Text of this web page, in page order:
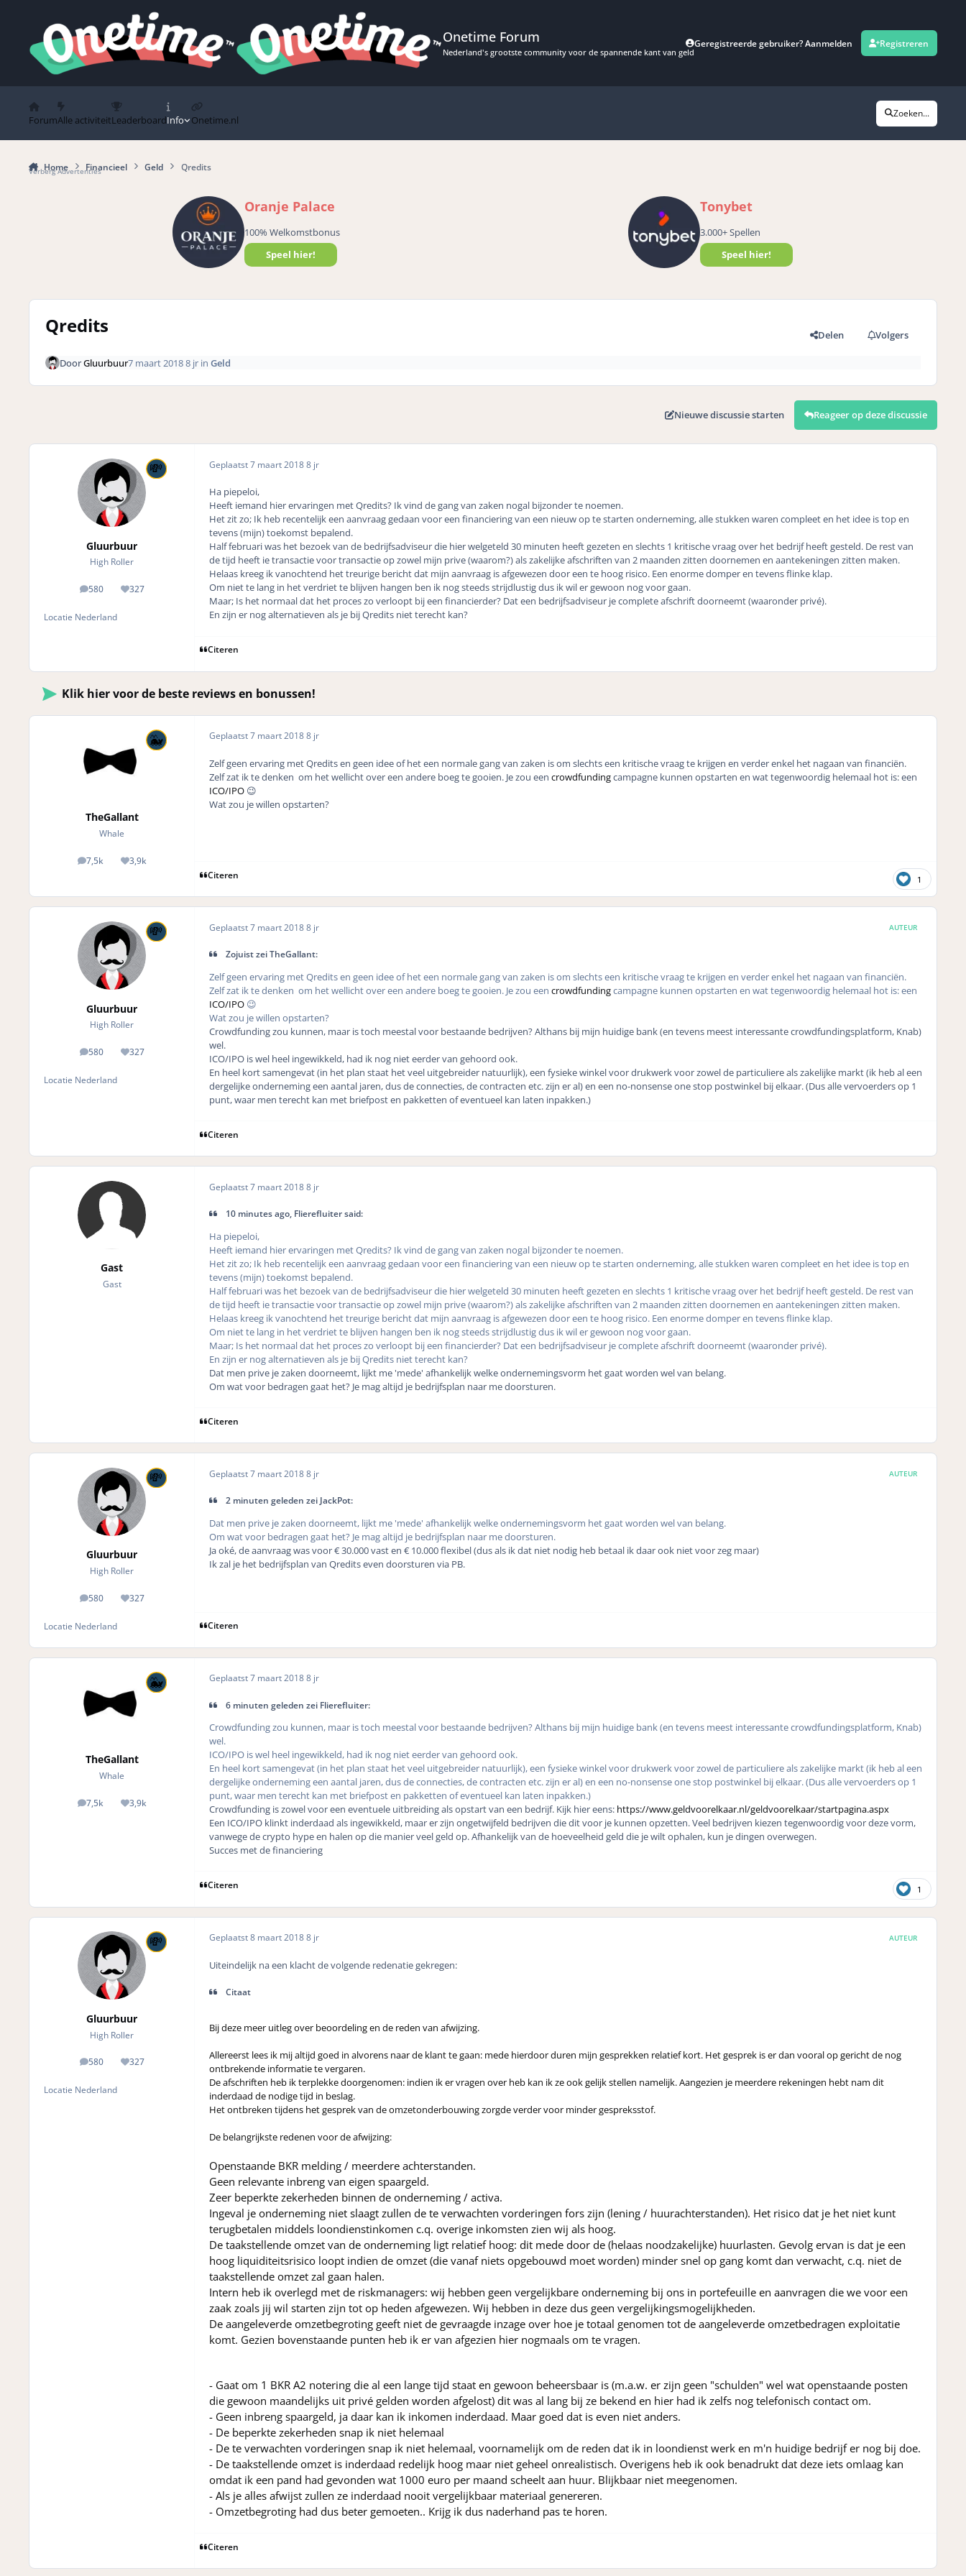
Onetime Forum
Nederland's grootste community voor de spannende kant van geld
Geregistreerde gebruiker? Aanmelden Registreren
ForumAlle activiteitLeaderboardInfo Onetime.nl
Zoeken...
Home Financieel Geld Qredits
Verberg Advertenties
Oranje Palace
100% Welkomstbonus
Speel hier!
Tonybet
3.000+ Spellen
Speel hier!
Qredits Delen Volgers
DoorGluurbuur7 maart 20188 jrin Geld
Nieuwe discussie starten Reageer op deze discussie
Gluurbuur
High Roller
580
posts 327
Reputation
Locatie Nederland
Geplaatst7 maart 20188 jr
Ha piepeloi,
Heeft iemand hier ervaringen met Qredits? Ik vind de gang van zaken nogal bijzonder te noemen.
Het zit zo; Ik heb recentelijk een aanvraag gedaan voor een financiering van een nieuw op te starten onderneming, alle stukken waren compleet en het idee is top en
tevens (mijn) toekomst bepalend.
Half februari was het bezoek van de bedrijfsadviseur die hier welgeteld 30 minuten heeft gezeten en slechts 1 kritische vraag over het bedrijf heeft gesteld. De rest van
de tijd heeft ie transactie voor transactie op zowel mijn prive (waarom?) als zakelijke afschriften van 2 maanden zitten doornemen en aantekeningen zitten maken.
Helaas kreeg ik vanochtend het treurige bericht dat mijn aanvraag is afgewezen door een te hoog risico. Een enorme domper en tevens flinke klap.
Om niet te lang in het verdriet te blijven hangen ben ik nog steeds strijdlustig dus ik wil er gewoon nog voor gaan.
Maar; Is het normaal dat het proces zo verloopt bij een financierder? Dat een bedrijfsadviseur je complete afschrift doorneemt (waaronder privé).
En zijn er nog alternatieven als je bij Qredits niet terecht kan?
Citeren
Klik hier voor de beste reviews en bonussen!
TheGallant
Whale
7,5k
posts 3,9k
Reputation
Geplaatst7 maart 20188 jr
Zelf geen ervaring met Qredits en geen idee of het een normale gang van zaken is om slechts een kritische vraag te krijgen en verder enkel het nagaan van financiën.
Zelf zat ik te denken om het wellicht over een andere boeg te gooien. Je zou een crowdfundingcampagne kunnen opstarten en wat tegenwoordig helemaal hot is: een
ICO/IPO😉
Wat zou je willen opstarten?
Citeren 1
Gluurbuur
High Roller
580
posts 327
Reputation
Locatie Nederland
Geplaatst7 maart 20188 jr AUTEUR
Zojuist zei TheGallant:
Zelf geen ervaring met Qredits en geen idee of het een normale gang van zaken is om slechts een kritische vraag te krijgen en verder enkel het nagaan van financiën.
Zelf zat ik te denken om het wellicht over een andere boeg te gooien. Je zou een crowdfundingcampagne kunnen opstarten en wat tegenwoordig helemaal hot is: een
ICO/IPO😉
Wat zou je willen opstarten?
Crowdfunding zou kunnen, maar is toch meestal voor bestaande bedrijven? Althans bij mijn huidige bank (en tevens meest interessante crowdfundingsplatform, Knab)
wel.
ICO/IPO is wel heel ingewikkeld, had ik nog niet eerder van gehoord ook.
En heel kort samengevat (in het plan staat het veel uitgebreider natuurlijk), een fysieke winkel voor drukwerk voor zowel de particuliere als zakelijke markt (ik heb al een
dergelijke onderneming een aantal jaren, dus de connecties, de contracten etc. zijn er al) en een no-nonsense one stop postwinkel bij elkaar. (Dus alle vervoerders op 1
punt, waar men terecht kan met briefpost en pakketten of eventueel kan laten inpakken.)
Citeren
Gast
Gast
Geplaatst7 maart 20188 jr
10 minutes ago, Flierefluiter said:
Ha piepeloi,
Heeft iemand hier ervaringen met Qredits? Ik vind de gang van zaken nogal bijzonder te noemen.
Het zit zo; Ik heb recentelijk een aanvraag gedaan voor een financiering van een nieuw op te starten onderneming, alle stukken waren compleet en het idee is top en
tevens (mijn) toekomst bepalend.
Half februari was het bezoek van de bedrijfsadviseur die hier welgeteld 30 minuten heeft gezeten en slechts 1 kritische vraag over het bedrijf heeft gesteld. De rest van
de tijd heeft ie transactie voor transactie op zowel mijn prive (waarom?) als zakelijke afschriften van 2 maanden zitten doornemen en aantekeningen zitten maken.
Helaas kreeg ik vanochtend het treurige bericht dat mijn aanvraag is afgewezen door een te hoog risico. Een enorme domper en tevens flinke klap.
Om niet te lang in het verdriet te blijven hangen ben ik nog steeds strijdlustig dus ik wil er gewoon nog voor gaan.
Maar; Is het normaal dat het proces zo verloopt bij een financierder? Dat een bedrijfsadviseur je complete afschrift doorneemt (waaronder privé).
En zijn er nog alternatieven als je bij Qredits niet terecht kan?
Dat men prive je zaken doorneemt, lijkt me 'mede' afhankelijk welke ondernemingsvorm het gaat worden wel van belang.
Om wat voor bedragen gaat het? Je mag altijd je bedrijfsplan naar me doorsturen.
Citeren
Gluurbuur
High Roller
580
posts 327
Reputation
Locatie Nederland
Geplaatst7 maart 20188 jr AUTEUR
2 minuten geleden zei JackPot:
Dat men prive je zaken doorneemt, lijkt me 'mede' afhankelijk welke ondernemingsvorm het gaat worden wel van belang.
Om wat voor bedragen gaat het? Je mag altijd je bedrijfsplan naar me doorsturen.
Ja oké, de aanvraag was voor € 30.000 vast en € 10.000 flexibel (dus als ik dat niet nodig heb betaal ik daar ook niet voor zeg maar)
Ik zal je het bedrijfsplan van Qredits even doorsturen via PB.
Citeren
TheGallant
Whale
7,5k
posts 3,9k
Reputation
Geplaatst7 maart 20188 jr
6 minuten geleden zei Flierefluiter:
Crowdfunding zou kunnen, maar is toch meestal voor bestaande bedrijven? Althans bij mijn huidige bank (en tevens meest interessante crowdfundingsplatform, Knab)
wel.
ICO/IPO is wel heel ingewikkeld, had ik nog niet eerder van gehoord ook.
En heel kort samengevat (in het plan staat het veel uitgebreider natuurlijk), een fysieke winkel voor drukwerk voor zowel de particuliere als zakelijke markt (ik heb al een
dergelijke onderneming een aantal jaren, dus de connecties, de contracten etc. zijn er al) en een no-nonsense one stop postwinkel bij elkaar. (Dus alle vervoerders op 1
punt, waar men terecht kan met briefpost en pakketten of eventueel kan laten inpakken.)
Crowdfunding is zowel voor een eventuele uitbreiding als opstart van een bedrijf. Kijk hier eens: https://www.geldvoorelkaar.nl/geldvoorelkaar/startpagina.aspx
Een ICO/IPO klinkt inderdaad als ingewikkeld, maar er zijn ongetwijfeld bedrijven die dit voor je kunnen opzetten. Veel bedrijven kiezen tegenwoordig voor deze vorm,
vanwege de crypto hype en halen op die manier veel geld op. Afhankelijk van de hoeveelheid geld die je wilt ophalen, kun je dingen overwegen.
Succes met de financiering
Citeren 1
Gluurbuur
High Roller
580
posts 327
Reputation
Locatie Nederland
Geplaatst8 maart 20188 jr AUTEUR
Uiteindelijk na een klacht de volgende redenatie gekregen:
Citaat
Bij deze meer uitleg over beoordeling en de reden van afwijzing.
Allereerst lees ik mij altijd goed in alvorens naar de klant te gaan: mede hierdoor duren mijn gesprekken relatief kort. Het gesprek is er dan vooral op gericht de nog
ontbrekende informatie te vergaren.
De afschriften heb ik terplekke doorgenomen: indien ik er vragen over heb kan ik ze ook gelijk stellen namelijk. Aangezien je meerdere rekeningen hebt nam dit
inderdaad de nodige tijd in beslag.
Het ontbreken tijdens het gesprek van de omzetonderbouwing zorgde verder voor minder gespreksstof.
De belangrijkste redenen voor de afwijzing:
Openstaande BKR melding / meerdere achterstanden.
Geen relevante inbreng van eigen spaargeld.
Zeer beperkte zekerheden binnen de onderneming / activa.
Ingeval je onderneming niet slaagt zullen de te verwachten vorderingen fors zijn (lening / huurachterstanden). Het risico dat je het niet kunt
terugbetalen middels loondienstinkomen c.q. overige inkomsten zien wij als hoog.
De taakstellende omzet van de onderneming ligt relatief hoog: dit mede door de (helaas noodzakelijke) huurlasten. Gevolg ervan is dat je een
hoog liquiditeitsrisico loopt indien de omzet (die vanaf niets opgebouwd moet worden) minder snel op gang komt dan verwacht, c.q. niet de
taakstellende omzet zal gaan halen.
Intern heb ik overlegd met de riskmanagers: wij hebben geen vergelijkbare onderneming bij ons in portefeuille en aanvragen die we voor een
zaak zoals jij wil starten zijn tot op heden afgewezen. Wij hebben in deze dus geen vergelijkingsmogelijkheden.
De aangeleverde omzetbegroting geeft niet de gevraagde inzage over hoe je totaal genomen tot de aangeleverde omzetbedragen exploitatie
komt. Gezien bovenstaande punten heb ik er van afgezien hier nogmaals om te vragen.
- Gaat om 1 BKR A2 notering die al een lange tijd staat en gewoon beheersbaar is (m.a.w. er zijn geen "schulden" wel wat openstaande posten
die gewoon maandelijks uit privé gelden worden afgelost) dit was al lang bij ze bekend en hier had ik zelfs nog telefonisch contact om.
- Geen inbreng spaargeld, ja daar kan ik inkomen inderdaad. Maar goed dat is even niet anders.
- De beperkte zekerheden snap ik niet helemaal
- De te verwachten vorderingen snap ik niet helemaal, voornamelijk om de reden dat ik in loondienst werk en m'n huidige bedrijf er nog bij doe.
- De taakstellende omzet is inderdaad redelijk hoog maar niet geheel onrealistisch. Overigens heb ik ook benadrukt dat deze iets omlaag kan
omdat ik een pand had gevonden wat 1000 euro per maand scheelt aan huur. Blijkbaar niet meegenomen.
- Als je alles afwijst zullen ze inderdaad nooit vergelijkbaar materiaal genereren.
- Omzetbegroting had dus beter gemoeten.. Krijg ik dus naderhand pas te horen.
Citeren